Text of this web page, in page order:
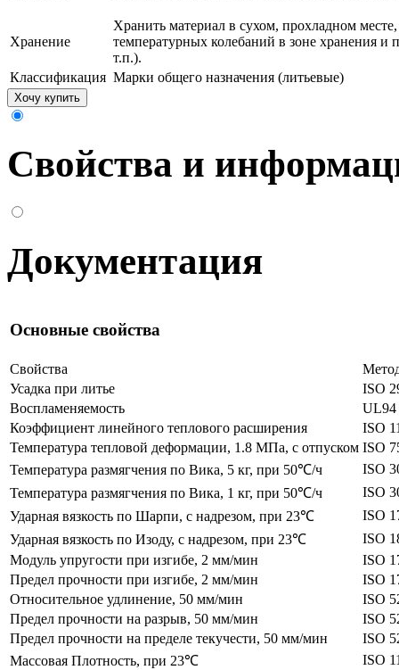
Хранение
Хранить материал в сухом, прохладном
температурных колебаний в зоне хранения
т.п.).
Классификация Марки общего назначения (литьевые)
Хочу купить
Свойства и
Документация
Основные свойства
Свойства
Усадка при литье
ISO
Воспламеняемость
UL94
Коэффициент линейного теплового расширения
ISO
Температура тепловой деформации, 1.8 МПа, с отпуском ISO
Температура размягчения по Вика, 5 кг, при 50℃/ч
ISO
Температура размягчения по Вика, 1 кг, при 50℃/ч
ISO
Ударная вязкость по Шарпи, с надрезом, при 23℃
ISO
Ударная вязкость по Изоду, с надрезом, при 23℃
ISO
Модуль упругости при изгибе, 2 мм/мин
ISO
Предел прочности при изгибе, 2 мм/мин
ISO
Относительное удлинение, 50 мм/мин
ISO
Предел прочности на разрыв, 50 мм/мин
ISO
Предел прочности на пределе текучести, 50 мм/мин
ISO
Массовая Плотность, при 23℃
ISO